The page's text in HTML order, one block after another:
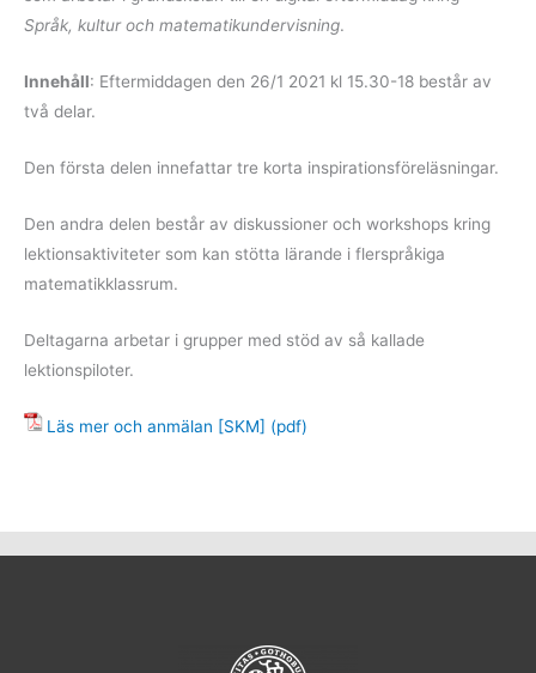
Språk, kultur och matematikundervisning.
Innehåll: Eftermiddagen den 26/1 2021 kl 15.30-18 består av
två delar.
Den första delen innefattar tre korta inspirationsföreläsningar.
Den andra delen består av diskussioner och workshops kring
lektionsaktiviteter som kan stötta lärande i flerspråkiga
matematikklassrum.
Deltagarna arbetar i grupper med stöd av så kallade
lektionspiloter.
Läs mer och anmälan [SKM] (pdf)